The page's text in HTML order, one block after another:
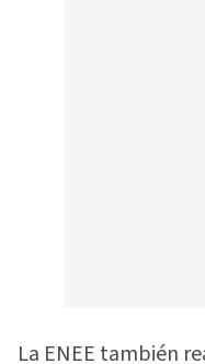
La ENEE también